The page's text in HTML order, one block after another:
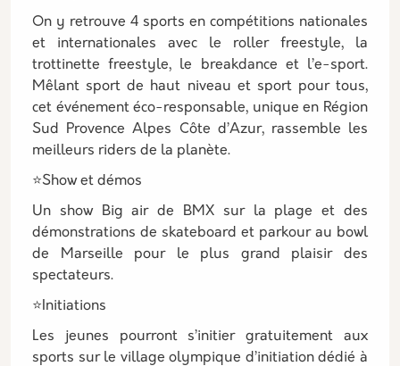
On y retrouve 4 sports en compétitions nationales
et internationales avec le roller freestyle, la
trottinette freestyle, le breakdance et l’e-sport.
Mêlant sport de haut niveau et sport pour tous,
cet événement éco-responsable, unique en Région
Sud Provence Alpes Côte d’Azur, rassemble les
meilleurs riders de la planète.
⭐Show et démos
Un show Big air de BMX sur la plage et des
démonstrations de skateboard et parkour au bowl
de Marseille pour le plus grand plaisir des
spectateurs.
⭐Initiations
Les jeunes pourront s’initier gratuitement aux
sports sur le village olympique d’initiation dédié à